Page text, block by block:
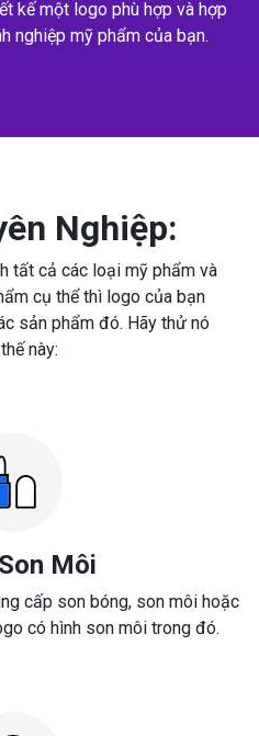
kế một logo phù hợp và hợp
nghiệp mỹ phẩm của bạn.
Nghiệp:
tất cả các loại mỹ phẩm và
cụ thể thì logo của bạn
sản phẩm đó. Hãy thử nó
này:
Môi
cấp son bóng, son môi hoặc
có hình son môi trong đó.